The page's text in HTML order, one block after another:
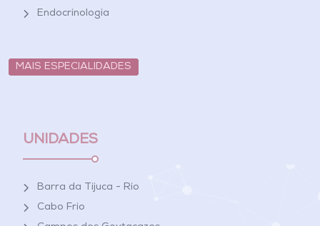
Endocrinologia
MAIS ESPECIALIDADES
UNIDADES
Barra da Tijuca - Rio
Cabo Frio